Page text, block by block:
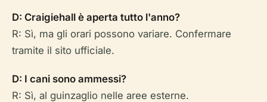
D: Craigiehall è aperta tutto l'anno?
R: Sì, ma gli orari possono variare. Confermare
tramite il sito ufficiale.
D: I cani sono ammessi?
R: Sì, al guinzaglio nelle aree esterne.